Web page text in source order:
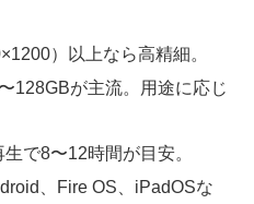
）以上なら高精細。
128GBが主流。用途に応じ
生で8〜12時間が目安。
、Fire OS、iPadOSな